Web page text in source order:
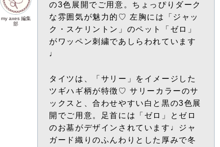
my axes 編集
部
の3色展開でご用意。ちょっぴりダーク
な雰囲気が魅力的♡ 左胸には「ジャッ
ク・スケリントン」のペット「ゼロ」
がワッペン刺繍であしらわれています
♩
タイツは、
「サリー」をイメージした
ツギハギ柄が特徴♡ サリーカラーのサ
ックスと、合わせやすい白と黒の3色展
開でご用意。足首には「ゼロ」とゼロ
のお墓がデザインされています♩
ジャ
ガード織りのふんわりとした厚みで冬